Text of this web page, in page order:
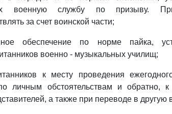
военную службу по призыву.
за счет воинской части;
обеспечение по норме пайка,
военно - музыкальных училищ;
к месту проведения
личным обстоятельствам и обратно, к
а также при переводе в другую